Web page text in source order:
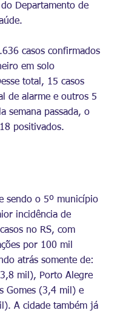
Departamento de
casos confirmados
em solo
total, 15 casos
de alarme e outros 5
semana passada, o
positivados.
sendo o 5º município
incidência de
no RS, com
por 100 mil
atrás somente de:
mil), Porto Alegre
Gomes (3,4 mil) e
A cidade também já